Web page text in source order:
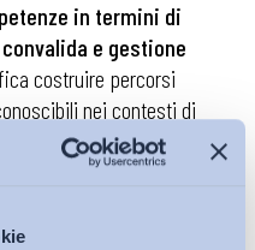
in termini di
e gestione
costruire percorsi
nei contesti di
definire risultati attesi
ma come capacità
dichiara di voler formare;